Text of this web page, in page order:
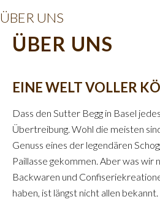
ÜBER UNS
ÜBER UNS
EINE WELT VOLLER
Dass den Sutter Begg in Basel
Übertreibung. Wohl die meisten
Genuss eines der legendären
Paillasse gekommen. Aber was wir
Backwaren und
haben, ist längst nicht allen